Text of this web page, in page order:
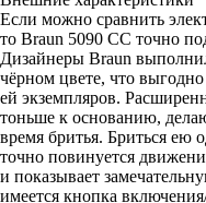
Если можно сравнить
то Braun 5090 СС точно
Дизайнеры Braun
чёрном цвете, что
ей экземпляров.
тоньше к основанию,
время бритья. Бриться ею
точно повинуется
и показывает
имеется кнопка